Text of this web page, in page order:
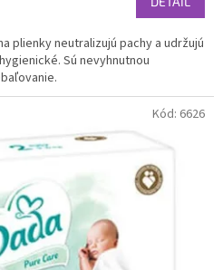
plienky neutralizujú pachy a udržujú
Sú nevyhnutnou
Kód: 6626